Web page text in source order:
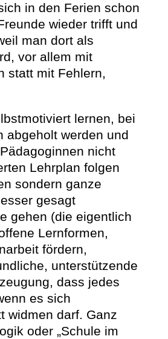
in den Ferien schon
wieder trifft und
man dort als
vor allem mit
statt mit Fehlern,
lernen, bei
abgeholt werden und
nicht
Lehrplan folgen
sondern ganze
gesagt
gehen (die eigentlich
Lernformen,
fördern,
unterstützende
dass jedes
es sich
widmen darf. Ganz
oder „Schule im